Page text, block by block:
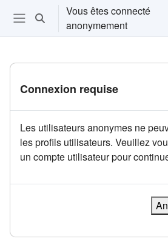
Passer au contenu principal
Ouvrir le menu de navigation
Activer/désactiver la saisie de
Vous êtes connecté
anonymement
Connexion requise
Les utilisateurs anonymes ne
les profils utilisateurs. Veuillez
un compte utilisateur pour